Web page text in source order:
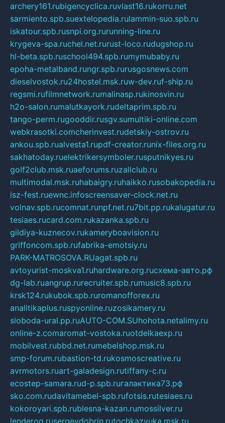
archery161.rubigencyclica.ruvlast16.rukorru.net
sarmiento.spb.suextelopedia.rulammin-suo.spb.ru
iskatour.spb.rusnpi.org.rurunning-line.ru
krygeva-spa.ruchel.net.rurust-loco.rudugshop.ru
hl-beta.spb.ruschool494.spb.rumymubaby.ru
epoha-metalband.rungr.spb.rurusgosnews.com
dieselvostok.ru24hostel.msk.ruw-dev.ruf-ship.ru
regsmi.rufilmnetwork.rumalinasp.rukinosvin.ru
h2o-salon.rumalutkayork.rudeltaprim.spb.ru
tango-perm.rugooddir.rusgv.sumultiki-online.com
webkrasotki.comcherinvest.rudetskiy-ostrov.ru
ankou.spb.rualvesta1.rupdf-creator.runix-files.org.ru
sakhatoday.ruelektrikersymboler.rusputnikyes.ru
golf2club.msk.ruaeforums.ruzallclub.ru
multimodal.msk.ruhabaigry.ruhaikko.rusobakopedia.ru
isz-fest.ruewnc.infoscreensaver-clock.net.ru
volnav.spb.rucomnat.runpf.net.ru7bit.pp.rukalugatur.ru
tesiaes.rucard.com.rukazanka.spb.ru
gildiya-kuznecov.rukameryboavision.ru
griffoncom.spb.rufabrika-emotsiy.ru
PARK-MATROSOVA.RUagat.spb.ru
avtoyurist-moskva1.ruhardware.org.ruсхема-авто.рф
dg-lab.ruangrup.rurecruiter.spb.rumusic8.spb.ru
krsk124.rukubok.spb.ruromanofforex.ru
analitikaplus.ruspyonline.ruzosikamery.ru
sloboda-ural.pp.ruAUTO-COM.SUhohota.netalimy.ru
online-z.comaromat-vostoka.ruotdelkaexp.ru
mobilvest.rubbd.net.rumebelshop.msk.ru
smp-forum.rubastion-td.rukosmoscreative.ru
avrmotors.ruart-galadesign.rutiffany-c.ru
ecostep-samara.rud-p.spb.ruгалактика73.рф
sko.com.rudavitamebel-spb.rufotsis.rutesiaes.ru
kokoroyari.spb.rublesna-kazan.rumossilver.ru
lenderoq.rusergeydobrin.rutochkazvuka.msk.ru